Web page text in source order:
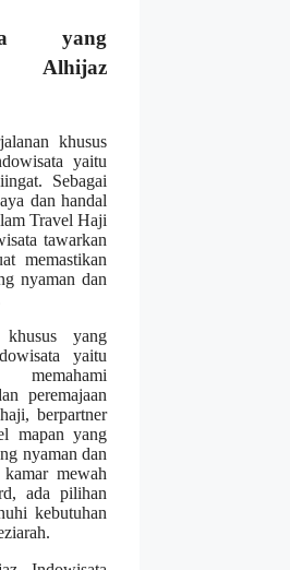
yang
Alhijaz
khusus
yaitu
Sebagai
dan handal
Travel Haji
tawarkan
memastikan
nyaman dan
yang
yaitu
peremajaan
berpartner
mapan yang
nyaman dan
mewah
ada pilihan
kebutuhan